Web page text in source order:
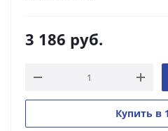
3 186 руб.
Купить в